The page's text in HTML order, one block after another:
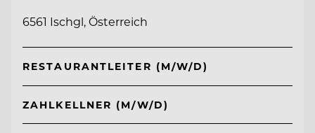
6561 Ischgl, Österreich
RESTAURANTLEITER (M/W/D)
ZAHLKELLNER (M/W/D)